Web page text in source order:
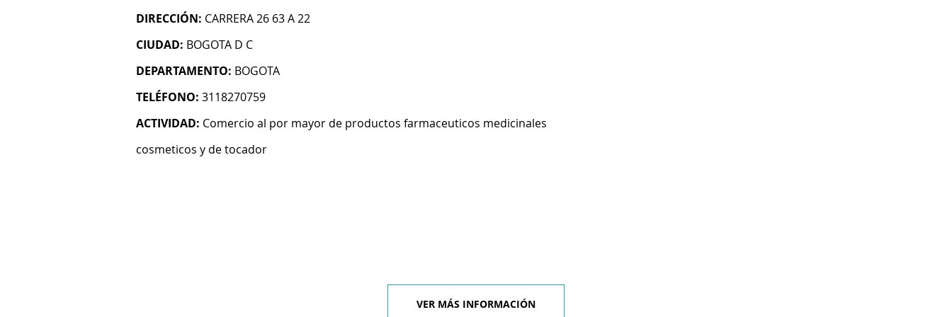
DIRECCIÓN: CARRERA 26 63 A 22
CIUDAD: BOGOTA D C
DEPARTAMENTO: BOGOTA
TELÉFONO: 3118270759
ACTIVIDAD: Comercio al por mayor de productos farmaceuticos medicinales
cosmeticos y de tocador
VER MÁS INFORMACIÓN